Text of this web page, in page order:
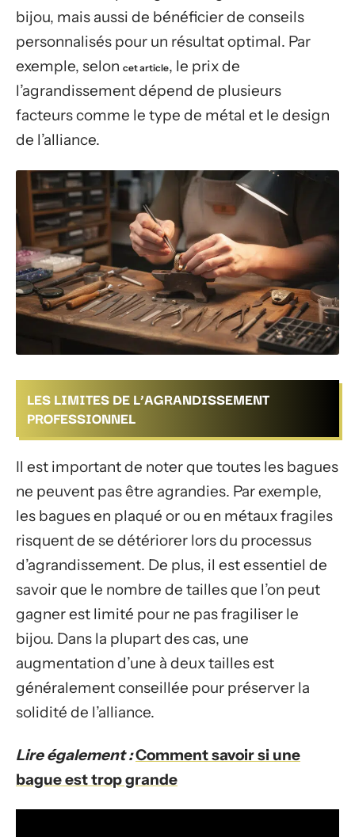
bijou, mais aussi de bénéficier de conseils
personnalisés pour un résultat optimal. Par
exemple, selon cet article, le prix de
l’agrandissement dépend de plusieurs
facteurs comme le type de métal et le design
de l’alliance.
LES LIMITES DE L’AGRANDISSEMENT
PROFESSIONNEL
Il est important de noter que toutes les bagues
ne peuvent pas être agrandies. Par exemple,
les bagues en plaqué or ou en métaux fragiles
risquent de se détériorer lors du processus
d’agrandissement. De plus, il est essentiel de
savoir que le nombre de tailles que l’on peut
gagner est limité pour ne pas fragiliser le
bijou. Dans la plupart des cas, une
augmentation d’une à deux tailles est
généralement conseillée pour préserver la
solidité de l’alliance.
Lire également :Comment savoir si une
bague est trop grande